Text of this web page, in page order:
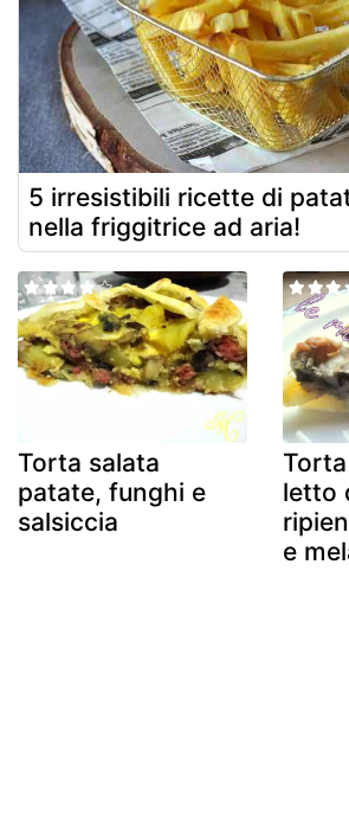
5 irresistibili ricette di
nella friggitrice ad aria!
Torta salata
patate, funghi e
salsiccia
letto
e